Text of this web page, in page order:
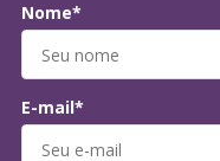
Nome*
E-mail*